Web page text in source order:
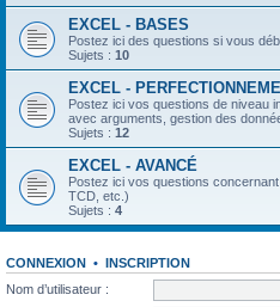
EXCEL - BASES
Postez ici des questions si vous
Sujets : 10
EXCEL -
Postez ici vos questions de niveau
avec arguments, gestion des
Sujets : 12
EXCEL - AVANCÉ
Postez ici vos questions
TCD, etc.)
Sujets : 4
CONNEXION • INSCRIPTION
Nom d’utilisateur :